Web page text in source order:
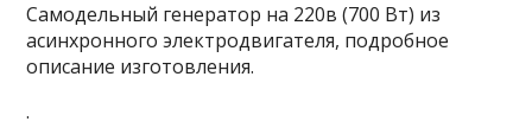
Самодельный генератор на 220в (700 Вт) из
асинхронного электродвигателя, подробное
описание изготовления.
.